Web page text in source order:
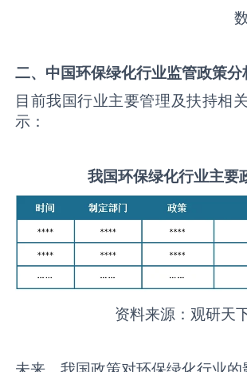
二、中国环保绿化行业监管政策分
目前我国行业主要管理及扶持相
示：
我国环保绿化行业主要
资料来源：观研天